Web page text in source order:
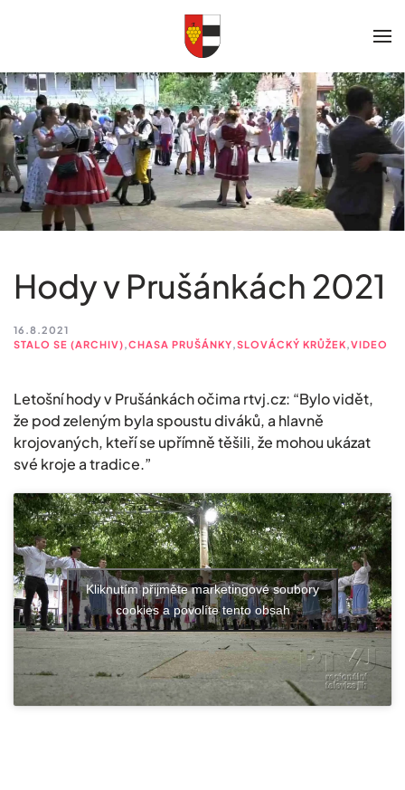
Hody v Prušánkách 2021
16.8.2021
STALO SE (ARCHIV),CHASA PRUŠÁNKY,SLOVÁCKÝ KRŮŽEK,VIDEO
Letošní hody v Prušánkách očima rtvj.cz: “Bylo vidět,
že pod zeleným byla spoustu diváků, a hlavně
krojovaných, kteří se upřímně těšili, že mohou ukázat
své kroje a tradice.”
Kliknutím přijměte marketingové soubory
cookies a povolíte tento obsah